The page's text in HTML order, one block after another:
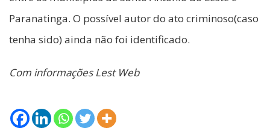
Paranatinga. O possível autor do ato criminoso(caso
tenha sido) ainda não foi identificado.
Com informações Lest Web